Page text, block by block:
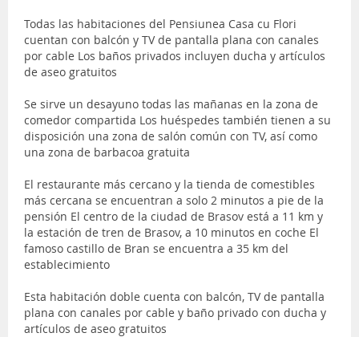
Todas las habitaciones del Pensiunea Casa cu Flori
cuentan con balcón y TV de pantalla plana con canales
por cable Los baños privados incluyen ducha y artículos
de aseo gratuitos
Se sirve un desayuno todas las mañanas en la zona de
comedor compartida Los huéspedes también tienen a su
disposición una zona de salón común con TV, así como
una zona de barbacoa gratuita
El restaurante más cercano y la tienda de comestibles
más cercana se encuentran a solo 2 minutos a pie de la
pensión El centro de la ciudad de Brasov está a 11 km y
la estación de tren de Brasov, a 10 minutos en coche El
famoso castillo de Bran se encuentra a 35 km del
establecimiento
Esta habitación doble cuenta con balcón, TV de pantalla
plana con canales por cable y baño privado con ducha y
artículos de aseo gratuitos